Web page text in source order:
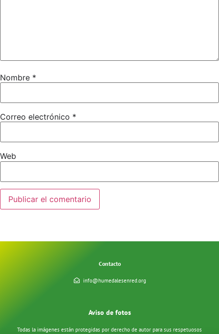
Nombre *
Correo electrónico *
Web
Contacto
info@humedalesenred.org
Aviso de fotos
Todas la imágenes están protegidas por derecho de autor para sus respetuosos